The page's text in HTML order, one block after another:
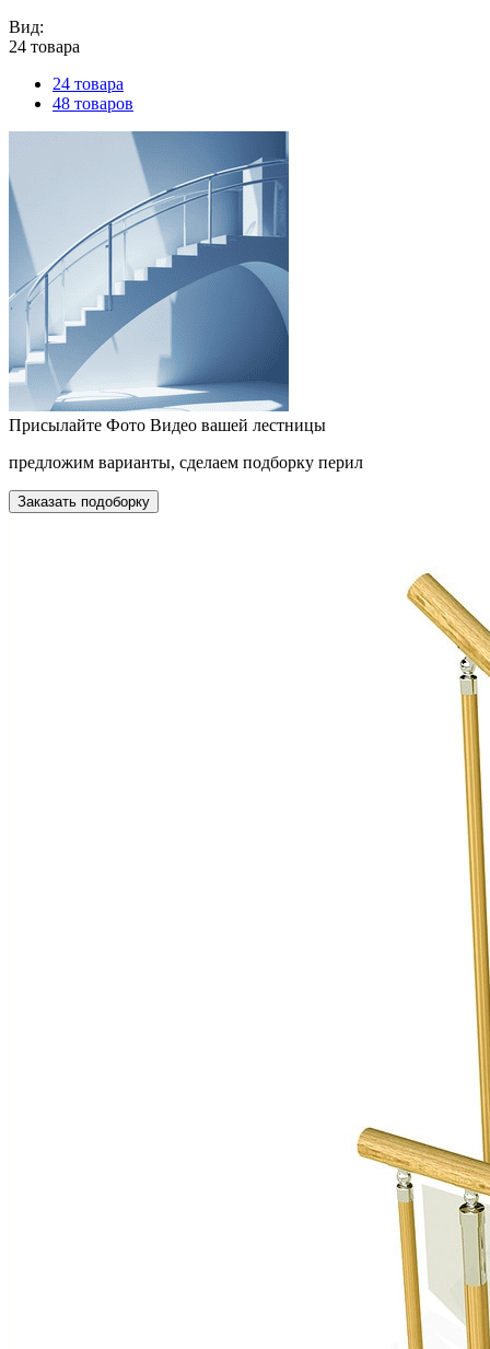
Вид:
24 товара
24 товара
48 товаров
Присылайте Фото Видео вашей лестницы
предложим варианты, сделаем подборку перил
Заказать подоборку